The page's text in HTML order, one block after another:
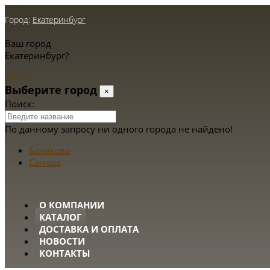
Город: Екатеринбург
Ваш город
Екатеринбург?
Да Нет
Выберите город ×
Поиск:
По данному запросу ни одного города не найдено!
Балаково
Самара
О КОМПАНИИ
КАТАЛОГ
ДОСТАВКА И ОПЛАТА
НОВОСТИ
КОНТАКТЫ